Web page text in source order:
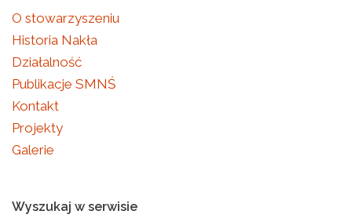
O stowarzyszeniu
Historia Nakła
Działalność
Publikacje SMNŚ
Kontakt
Projekty
Galerie
Wyszukaj w serwisie